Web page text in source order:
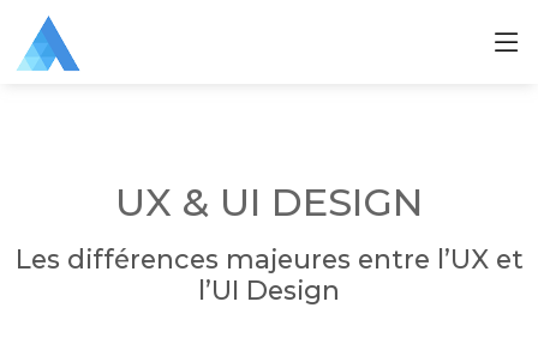
UX & UI DESIGN
Les différences majeures entre l’UX et
l’UI Design